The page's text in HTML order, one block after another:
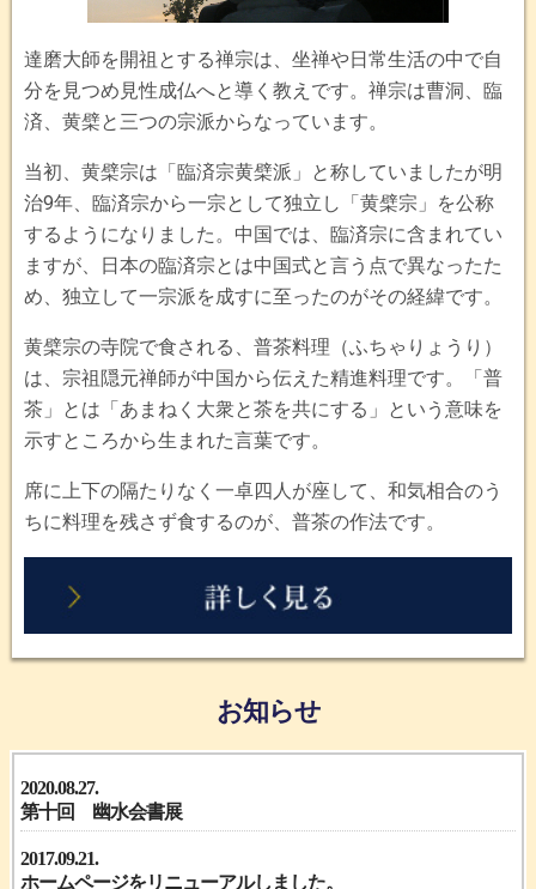
達磨大師を開祖とする禅宗は、坐禅や日常生活の中で自
分を見つめ見性成仏へと導く教えです。禅宗は曹洞、臨
済、黄檗と三つの宗派からなっています。
当初、黄檗宗は「臨済宗黄檗派」と称していましたが明
治9年、臨済宗から一宗として独立し「黄檗宗」を公称
するようになりました。中国では、臨済宗に含まれてい
ますが、日本の臨済宗とは中国式と言う点で異なったた
め、独立して一宗派を成すに至ったのがその経緯です。
黄檗宗の寺院で食される、普茶料理（ふちゃりょうり）
は、宗祖隠元禅師が中国から伝えた精進料理です。「普
茶」とは「あまねく大衆と茶を共にする」という意味を
示すところから生まれた言葉です。
席に上下の隔たりなく一卓四人が座して、和気相合のう
ちに料理を残さず食するのが、普茶の作法です。
お知らせ
2020.08.27.
第十回 幽水会書展
2017.09.21.
ホームページをリニューアルしました。